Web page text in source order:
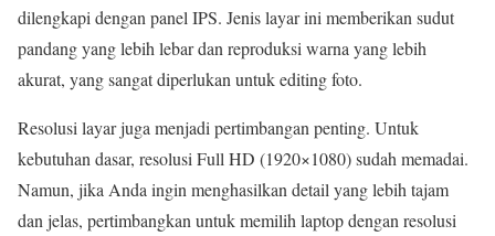
dilengkapi dengan panel IPS. Jenis layar ini memberikan sudut
pandang yang lebih lebar dan reproduksi warna yang lebih
akurat, yang sangat diperlukan untuk editing foto.
Resolusi layar juga menjadi pertimbangan penting. Untuk
kebutuhan dasar, resolusi Full HD (1920×1080) sudah memadai.
Namun, jika Anda ingin menghasilkan detail yang lebih tajam
dan jelas, pertimbangkan untuk memilih laptop dengan resolusi